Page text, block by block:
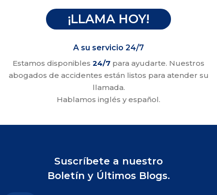
¡LLAMA HOY!
A su servicio 24/7
Estamos disponibles 24/7 para ayudarte. Nuestros
abogados de accidentes están listos para atender su
llamada.
Hablamos inglés y español.
Suscríbete a nuestro
Boletín y Últimos Blogs.